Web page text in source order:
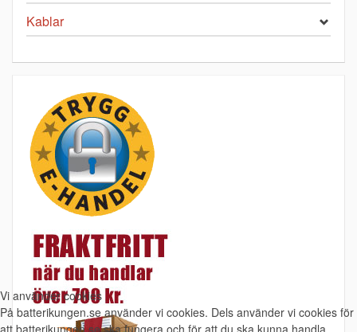
Kablar
Vi använder cookies
På batterikungen.se använder vi cookies. Dels använder vi cookies för
att batterikungen.se ska fungera och för att du ska kunna handla.